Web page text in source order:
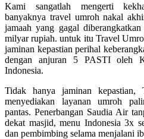
Kami sangatlah mengerti
banyaknya travel umroh nakal
jamaah yang gagal
milyar rupiah. untuk itu Travel
jaminan kepastian perihal
dengan anjuran 5 PASTI oleh
Indonesia.
Tidak hanya jaminan
menyediakan layanan umroh
pantas. Penerbangan Saudia Air
dekat masjid, menu Indonesia 3x
dan pembimbing selama menjalani